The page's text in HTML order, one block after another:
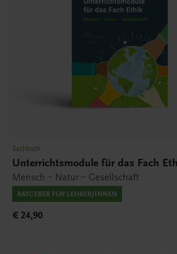
Sachbuch
Unterrichtsmodule für das Fach
Mensch – Natur – Gesellschaft
RATGEBER FÜR LEHRER/INNEN
€ 24,90